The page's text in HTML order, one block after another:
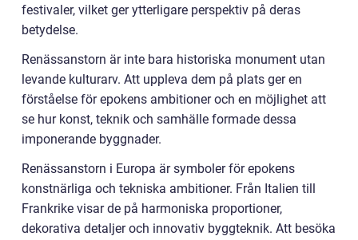
festivaler, vilket ger ytterligare perspektiv på deras
betydelse.
Renässanstorn är inte bara historiska monument utan
levande kulturarv. Att uppleva dem på plats ger en
förståelse för epokens ambitioner och en möjlighet att
se hur konst, teknik och samhälle formade dessa
imponerande byggnader.
Renässanstorn i Europa är symboler för epokens
konstnärliga och tekniska ambitioner. Från Italien till
Frankrike visar de på harmoniska proportioner,
dekorativa detaljer och innovativ byggteknik. Att besöka